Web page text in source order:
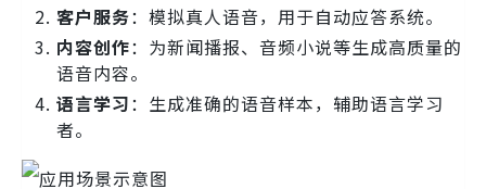
客户服务：模拟真人语音，用于自动应答系统。
内容创作：为新闻播报、音频小说等生成高质量的
语音内容。
语言学习：生成准确的语音样本，辅助语言学习
者。